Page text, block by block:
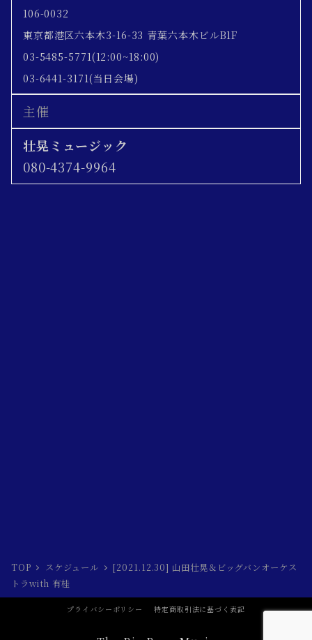
106-0032
東京都港区六本木3-16-33 青葉六本木ビルB1F
03-5485-5771(12:00~18:00)
03-6441-3171(当日会場)
主催
壮晃ミュージック
080-4374-9964
TOP スケジュール
[2021.12.30] 山田壮晃＆ビッグバンオーケス
トラwith 有桂
プライバシーポリシー 特定商取引法に基づく表記